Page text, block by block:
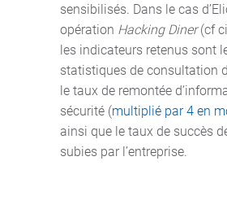
sensibilisés. Dans le cas
opération Hacking Diner(cf
les indicateurs retenus sont
statistiques de consultation
le taux de remontée
sécurité (multiplié par 4 en
ainsi que le taux de succès
subies par l’entreprise.